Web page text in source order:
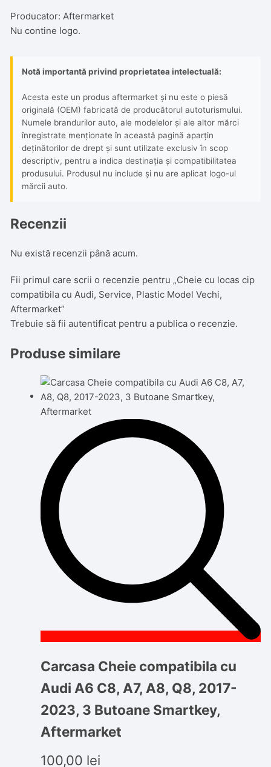
Producator: Aftermarket
Nu contine logo.
Notă importantă privind proprietatea intelectuală:
Acesta este un produs aftermarket și nu este o piesă
originală (OEM) fabricată de producătorul autoturismului.
Numele brandurilor auto, ale modelelor și ale altor mărci
înregistrate menționate în această pagină aparțin
deținătorilor de drept și sunt utilizate exclusiv în scop
descriptiv, pentru a indica destinația și compatibilitatea
produsului. Produsul nu include și nu are aplicat logo-ul
mărcii auto.
Recenzii
Nu există recenzii până acum.
Fii primul care scrii o recenzie pentru „Cheie cu locas cip
compatibila cu Audi, Service, Plastic Model Vechi,
Aftermarket”
Trebuie să fiiautentificat pentru a publica o recenzie.
Produse similare
Carcasa Cheie compatibila cu
Audi A6 C8, A7, A8, Q8, 2017-
2023, 3 Butoane Smartkey,
Aftermarket
100,00 lei